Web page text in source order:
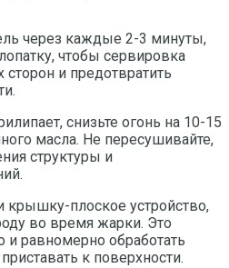
через каждые 2-3 минуты,
чтобы сервировка
и предотвратить
снизьте огонь на 10-15
масла. Не пересушивайте,
структуры и
крышку-плоское устройство,
во время жарки. Это
и равномерно обработать
к поверхности.